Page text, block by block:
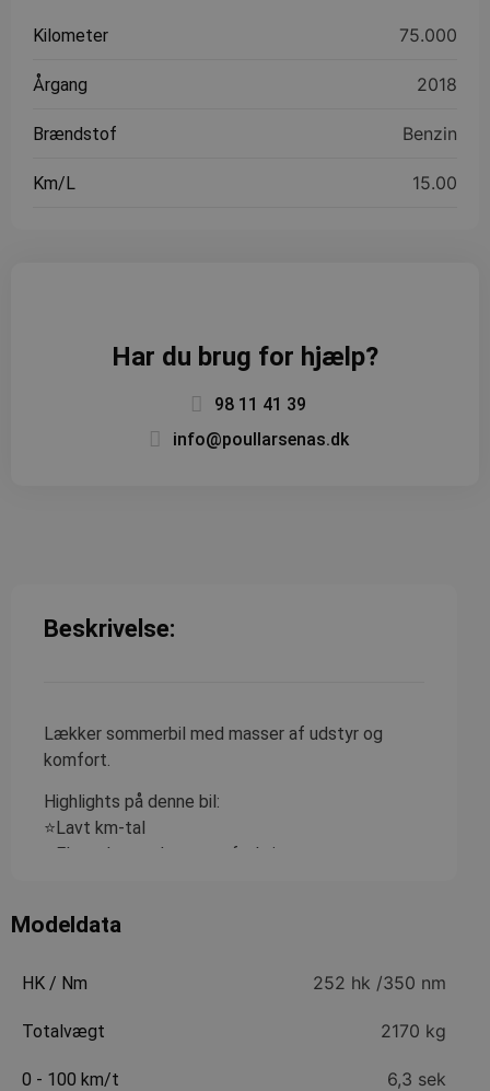
Beskrivelse:
Lækker sommerbil med masser af udstyr og
komfort.
Highlights på denne bil:
⭐Lavt km-tal
⭐El-sæder med memoryfunktion
Udbetaling: 30.000 kr. Inkl. Moms
Restværdi: 157.250 kr. Ekskl. Registreringsafgift,
Løbetid: 6 måneder
Originale 16″ alufælge, ratgearskifte, 2 zone
Modeldata
HK / Nm 252 hk /350 nm
Totalvægt 2170 kg
0 - 100 km/t 6,3 sek
Kilometer 75.000
Årgang 2018
Brændstof Benzin
Km/L 15.00
Har du brug for hjælp?
98 11 41 39
info@poullarsenas.dk